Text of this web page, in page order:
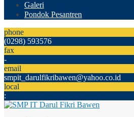
Galeri
Pondok Pesantren
phone
(0298) 593576
fax
-
email
smpit_darulfikribawen@yahoo.co.id
local
: